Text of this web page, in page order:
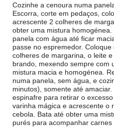
Cozinhe a cenoura numa
Escorra, corte em pedaços,
acrescente 2 colheres de
obter uma mistura
panela com água até ficar
passe no espremedor.
colheres de margarina, o leite
brando, mexendo sempre com
mistura macia e homogénea.
numa panela, sem água, e
minutos), somente até
espinafre para retirar o
varinha mágica e acrescente o
cebola. Bata até obter uma
purés para acompanhar carnes